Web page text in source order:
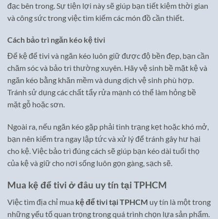
đạc bên trong. Sự tiện lợi này sẽ giúp bạn tiết kiệm thời gian
và công sức trong việc tìm kiếm các món đồ cần thiết.
Cách bảo trì ngăn kéo kệ tivi
Để kệ để tivi và ngăn kéo luôn giữ được độ bền đẹp, bạn cần
chăm sóc và bảo trì thường xuyên. Hãy vệ sinh bề mặt kệ và
ngăn kéo bằng khăn mềm và dung dịch vệ sinh phù hợp.
Tránh sử dụng các chất tẩy rửa mạnh có thể làm hỏng bề
mặt gỗ hoặc sơn.
Ngoài ra, nếu ngăn kéo gặp phải tình trạng kẹt hoặc khó mở,
bạn nên kiểm tra ngay lập tức và xử lý để tránh gây hư hại
cho kệ. Việc bảo trì đúng cách sẽ giúp bạn kéo dài tuổi thọ
của kệ và giữ cho nơi sống luôn gọn gàng, sạch sẽ.
Mua kệ để tivi ở đâu uy tín tại TPHCM
Việc tìm địa chỉ mua kệ để tivi tại TPHCM uy tín là một trong
những yếu tố quan trọng trong quá trình chọn lựa sản phẩm.